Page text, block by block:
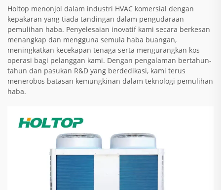
Holtop menonjol dalam industri HVAC komersial dengan
kepakaran yang tiada tandingan dalam pengudaraan
pemulihan haba. Penyelesaian inovatif kami secara berkesan
menangkap dan mengguna semula haba buangan,
meningkatkan kecekapan tenaga serta mengurangkan kos
operasi bagi pelanggan kami. Dengan pengalaman bertahun-
tahun dan pasukan R&D yang berdedikasi, kami terus
menerobos batasan kemungkinan dalam teknologi pemulihan
haba.